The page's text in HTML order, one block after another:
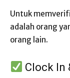
Untuk
adalah orang
orang lain.
Clock In